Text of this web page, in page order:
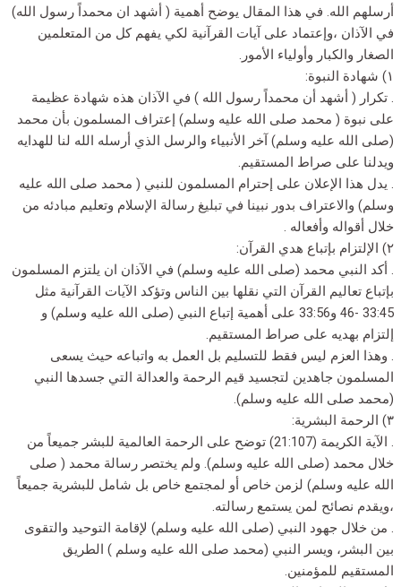
أرسلهم الله. في هذا المقال يوضح أهمية ( أشهد ان محمداً رسول الله)
في الآذان ،وإعتماد على آيات القرآنية لكي يفهم كل من المتعلمين
الصغار والكبار وأولياء الأمور.
١) شهادة النبوة:
. تكرار ( أشهد أن محمداً رسول الله ) في الآذان هذه شهادة عظيمة
على نبوة ( محمد صلى الله عليه وسلم) إعتراف المسلمون بأن محمد
(صلى الله عليه وسلم) آخر الأنبياء والرسل الذي أرسله الله لنا للهدايه
ويدلنا على صراط المستقيم.
. يدل هذا الإعلان على إحترام المسلمون للنبي ( محمد صلى الله عليه
وسلم) والاعتراف بدور نبينا في تبليغ رسالة الإسلام وتعليم مبادئه من
خلال أقواله وأفعاله .
٢) الإلتزام بإتباع هدي القرآن:
. أكد النبي محمد (صلى الله عليه وسلم) في الآذان ان يلتزم المسلمون
بإتباع تعاليم القرآن التي نقلها بين الناس وتؤكد الآيات القرآنية مثل
33:45 -46 و33:56 على أهمية إتباع النبي (صلى الله عليه وسلم) و
إلتزام بهديه على صراط المستقيم.
. وهذا العزم ليس فقط للتسليم بل العمل به واتباعه حيث يسعى
المسلمون جاهدين لتجسيد قيم الرحمة والعدالة التي جسدها النبي
(محمد صلى الله عليه وسلم).
٣) الرحمة البشرية:
. الآية الكريمة (21:107) توضح على الرحمة العالمية للبشر جميعاً من
خلال محمد (صلى الله عليه وسلم). ولم يختصر رسالة محمد ( صلى
الله عليه وسلم) لزمن خاص أو لمجتمع خاص بل شامل للبشرية جميعاً
،ويقدم نصائح لمن يستمع رسالته.
. من خلال جهود النبي (صلى الله عليه وسلم) لإقامة التوحيد والتقوى
بين البشر، ويسر النبي (محمد صلى الله عليه وسلم ) الطريق
المستقيم للمؤمنين.